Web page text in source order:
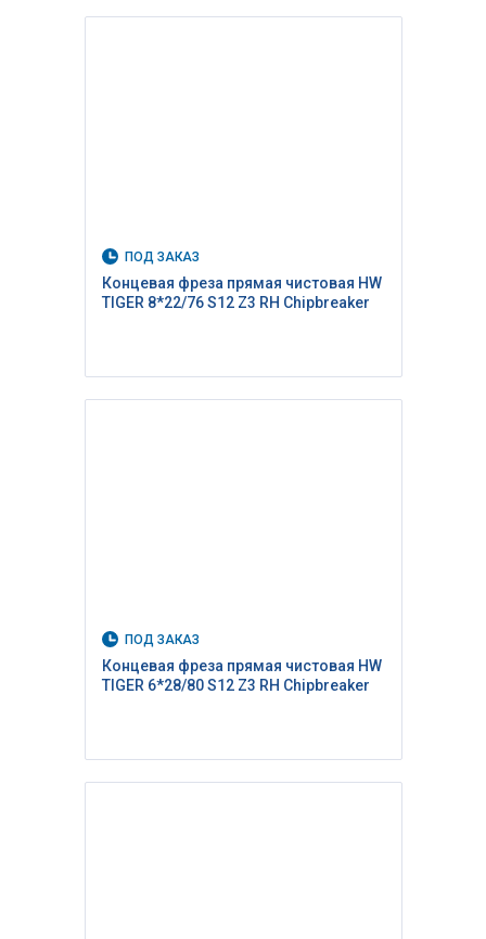
ПОД ЗАКАЗ
Концевая фреза прямая чистовая HW
TIGER 8*22/76 S12 Z3 RH Сhipbreaker
ПОД ЗАКАЗ
Концевая фреза прямая чистовая HW
TIGER 6*28/80 S12 Z3 RH Сhipbreaker